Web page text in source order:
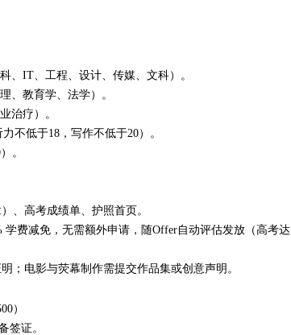
、IT、工程、设计、传媒、文科）。
、教育学、法学）。
治疗）。
不低于18，写作不低于20）。
。
、高考成绩单、护照首页。
费减免，无需额外申请，随Offer自动评估发放（高考达
；电影与荧幕制作需提交作品集或创意声明。
）
签证。